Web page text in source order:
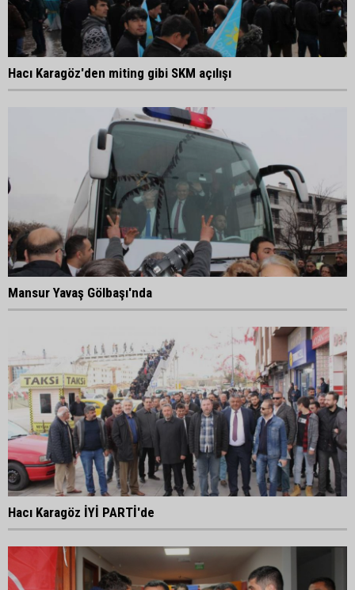
Hacı Karagöz'den miting gibi SKM açılışı
Mansur Yavaş Gölbaşı'nda
Hacı Karagöz İYİ PARTİ'de